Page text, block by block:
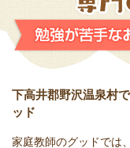
下高井郡野沢温泉村
ッド
家庭教師のグッドでは、